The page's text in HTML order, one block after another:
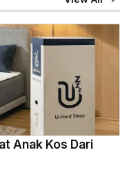
Anak Kos Dari